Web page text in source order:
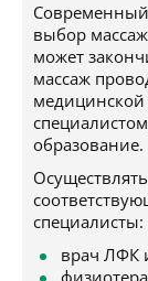
Современный
выбор
может
массаж
медицинской
образование.
специалисты:
врач ЛФК